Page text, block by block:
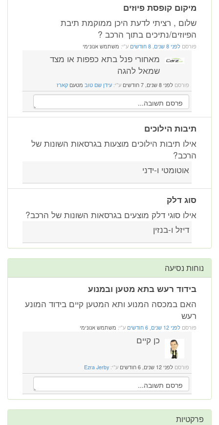
מיקום קופסת פיוזים
שלום , רציתי לדעת היכן ממוקמת תיבת
הפיוזים/נתיכים בתוך הרכב ?
פורסם לפני 8 שנים, 8 חודשים ע"י: משתמש אנונימי
מאחורי פנל בתא כפפות או מצד
שמאל להגה
פורסם לפני 8 שנים, 7 חודשים ע"י: עידן שם טוב מטעם קארז
תיבות הילוכים
אילו תיבות הילוכים מוצעות בגרסאות השונות של
הרכב?
אוטומטי ו-ידני
סוג דלק
אילו סוגי דלק מוצעים בגרסאות השונות של הרכב?
דיזל ו-בנזין
נוחות נסיעה
בידוד רעש בתא מטען ובמנוע
האם במכסה המנוע ותא המטען קיים בידוד המונע
רעש
פורסם לפני 12 שנים, 6 חודשים ע"י: משתמש אנונימי
כן קיים
פורסם לפני 12 שנים, 6 חודשים ע"י: Ezra Jerby
פרקטיות